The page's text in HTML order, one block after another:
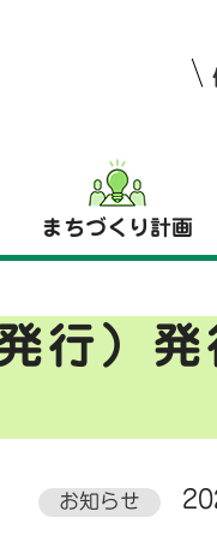
まちづくり計画
行）発
お知らせ